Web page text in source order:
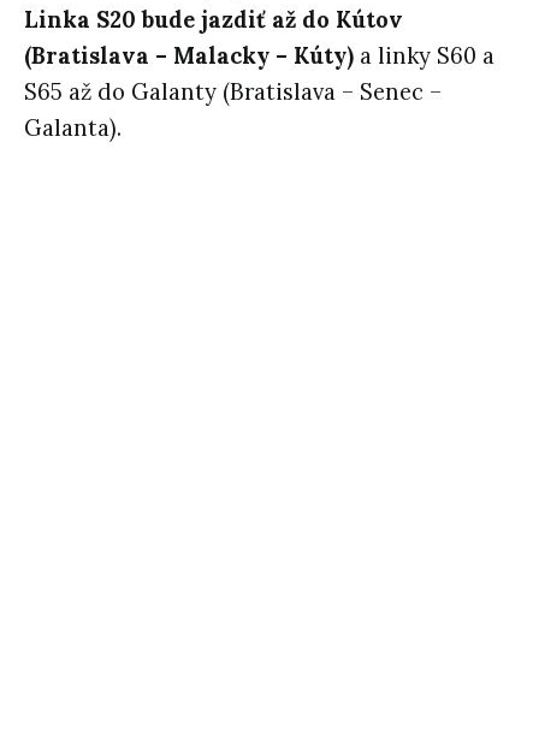
Linka S20 bude jazdiť až do Kútov
(Bratislava – Malacky – Kúty) a linky S60 a
S65 až do Galanty (Bratislava – Senec –
Galanta).